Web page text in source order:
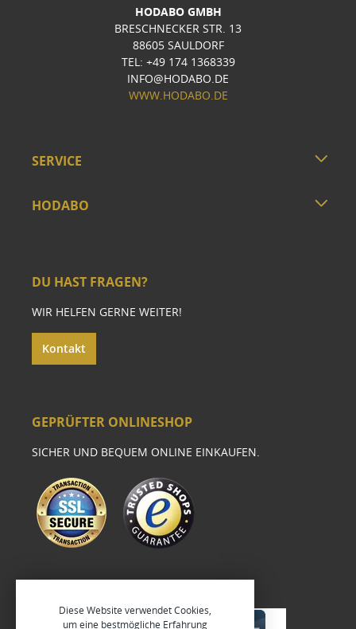
HODABO GMBH
BRESCHNECKER STR. 13
88605 SAULDORF
TEL: +49 174 1368339
INFO@HODABO.DE
WWW.HODABO.DE
SERVICE
HODABO
DU HAST FRAGEN?
WIR HELFEN GERNE WEITER!
Kontakt
GEPRÜFTER ONLINESHOP
SICHER UND BEQUEM ONLINE EINKAUFEN.
Diese Website verwendet Cookies,
um eine bestmögliche Erfahrung